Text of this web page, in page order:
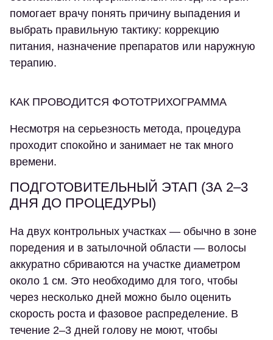
помогает врачу понять причину выпадения и
выбрать правильную тактику: коррекцию
питания, назначение препаратов или наружную
терапию.
КАК ПРОВОДИТСЯ ФОТОТРИХОГРАММА
Несмотря на серьезность метода, процедура
проходит спокойно и занимает не так много
времени.
ПОДГОТОВИТЕЛЬНЫЙ ЭТАП (ЗА 2–3
ДНЯ ДО ПРОЦЕДУРЫ)
На двух контрольных участках — обычно в зоне
поредения и в затылочной области — волосы
аккуратно сбриваются на участке диаметром
около 1 см. Это необходимо для того, чтобы
через несколько дней можно было оценить
скорость роста и фазовое распределение. В
течение 2–3 дней голову не моют, чтобы